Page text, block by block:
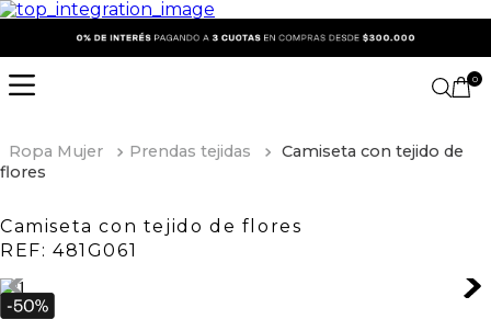
0
Ropa Mujer Prendas tejidas
Camiseta con tejido de
flores
Camiseta con tejido de flores
REF: 481G061